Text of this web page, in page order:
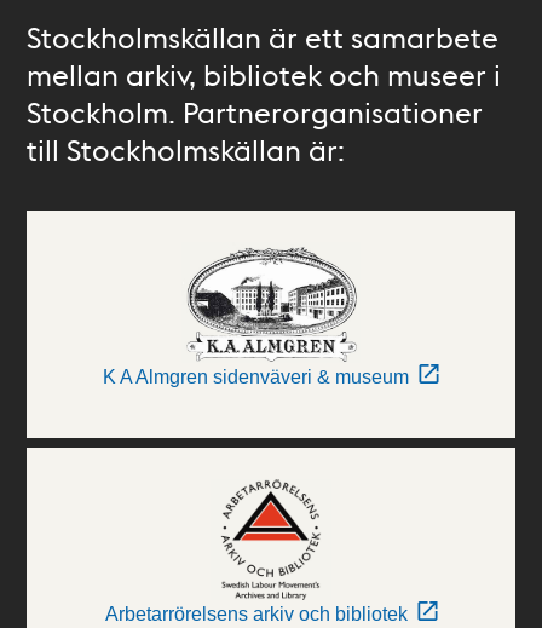
Stockholmskällan är ett samarbete
mellan arkiv, bibliotek och museer i
Stockholm. Partnerorganisationer
till Stockholmskällan är:
K A Almgren sidenväveri & museum
Arbetarrörelsens arkiv och bibliotek